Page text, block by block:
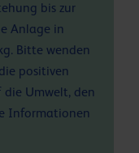
bis zur
Anlage in
Bitte wenden
positiven
die Umwelt, den
Informationen